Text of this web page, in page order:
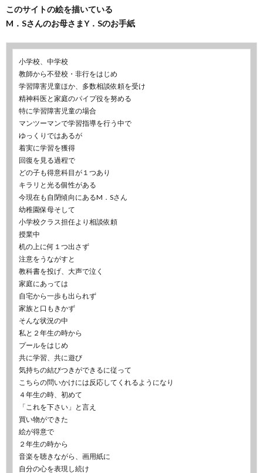
このサイトの絵を描いている
M．Sさんのお母さまY．Sのお手紙
小学校、中学校
教師から不登校・非行をはじめ
学習障害児童ほか、多数相談依頼を受け
精神科医と家庭のパイプ役を努める
特に学習障害児童の場合
マンツーマンで学習指導を行う中で
ゆっくりではあるが
着実に学習を獲得
回復を見る過程で
どの子も得意科目が１つあり
キラリと光る個性がある
今現在も自閉傾向にあるM．Sさん
幼稚園保母そして
小学校クラス担任より相談依頼
授業中
机の上に何１つ出さず
注意をうながすと
教科書を投げ、大声で泣く
家庭にあっては
自宅から一歩も出られず
家族と口もきかず
そんな状況の中
私と２年生の時から
プールをはじめ
共に学習、共に遊び
気持ちの結びつきができるに従って
こちらの問いかけには反応してくれるようになり
４年生の時、初めて
「これを下さい」と言え
買い物ができた
絵が得意で
２年生の時から
音楽を聴きながら、画用紙に
自分の心を表現し続け